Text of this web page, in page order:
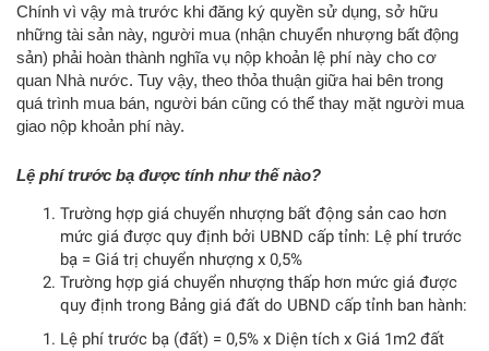
Chính vì vậy mà trước khi đăng ký quyền sử dụng, sở hữu
những tài sản này, người mua (nhận chuyển nhượng bất động
sản) phải hoàn thành nghĩa vụ nộp khoản lệ phí này cho cơ
quan Nhà nước. Tuy vậy, theo thỏa thuận giữa hai bên trong
quá trình mua bán, người bán cũng có thể thay mặt người mua
giao nộp khoản phí này.
Lệ phí trước bạ được tính như thế nào?
Trường hợp giá chuyển nhượng bất động sản cao hơn
mức giá được quy định bởi UBND cấp tỉnh: Lệ phí trước
bạ = Giá trị chuyển nhượng x 0,5%
Trường hợp giá chuyển nhượng thấp hơn mức giá được
quy định trong Bảng giá đất do UBND cấp tỉnh ban hành:
Lệ phí trước bạ (đất) = 0,5% x Diện tích x Giá 1m2 đất